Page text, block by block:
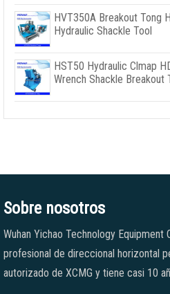
HVT350A Breakout Tong
Hydraulic Shackle Tool
HST50 Hydraulic Clmap
Wrench Shackle Breakout
Sobre nosotros
Wuhan Yichao Technology Equipment
profesional de direccional horizontal
autorizado de XCMG y tiene casi 10